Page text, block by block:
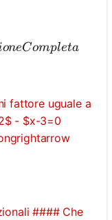
la
oneCompleta
fattore uguale a
- $x-3=0
#### Che